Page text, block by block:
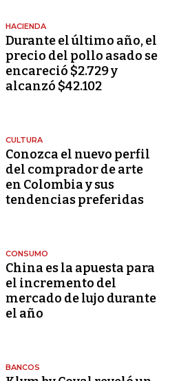
HACIENDA
Durante el último año, el
precio del pollo asado se
encareció $2.729 y
alcanzó $42.102
CULTURA
Conozca el nuevo perfil
del comprador de arte
en Colombia y sus
tendencias preferidas
CONSUMO
China es la apuesta para
el incremento del
mercado de lujo durante
el año
BANCOS